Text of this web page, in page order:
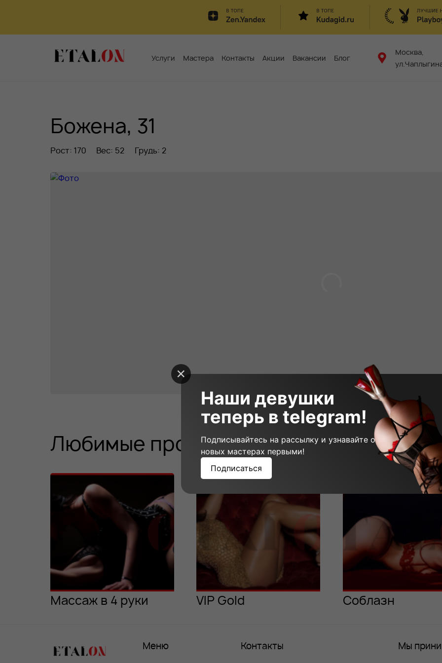
Услуги Мастера Контакты Акции Вакансии Блог
Москва,
Божена, 31
Рост: 170 Вес: 52 Грудь: 2
Любимые программы мастера:
Массаж в 4 руки
40 000₽
VIP Gold
30 000₽
Соблазн
16 000₽ 90
Меню Контакты Мы
Наши девушки
теперь в telegram!
Подписывайтесь на рассылку и узнавайте о
новых мастерах первыми!
Подписаться